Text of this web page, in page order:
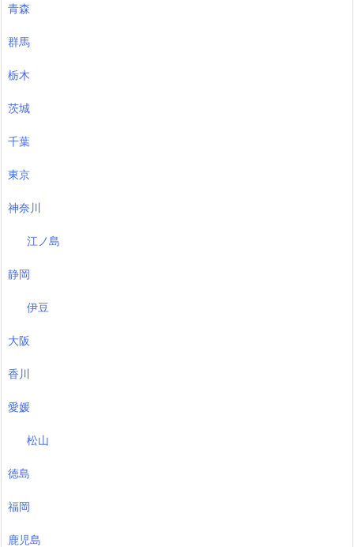
青森
群馬
栃木
茨城
千葉
東京
神奈川
江ノ島
静岡
伊豆
大阪
香川
愛媛
松山
徳島
福岡
鹿児島